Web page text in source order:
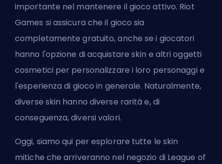
importante nel mantenere il gioco attivo. Riot
Games si assicura che il gioco sia
completamente gratuito, anche se i giocatori
hanno l'opzione di acquistare skin e altri oggetti
cosmetici per personalizzare i loro personaggi e
l'esperienza di gioco in generale. Naturalmente,
diverse skin hanno diverse rarità e, di
conseguenza, diversi valori.
Oggi, siamo qui per esplorare tutte le skin
mitiche che arriveranno nel negozio di League of